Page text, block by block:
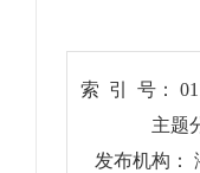
索 引 号：
主题
发布机构：